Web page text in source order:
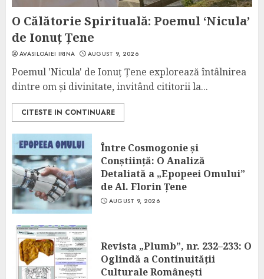
O Călătorie Spirituală: Poemul ‘Nicula’
de Ionuț Țene
AVASILOAIEI IRINA AUGUST 9, 2026
Poemul 'Nicula' de Ionuț Țene explorează întâlnirea
dintre om și divinitate, invitând cititorii la...
CITESTE IN CONTINUARE
Între Cosmogonie și
Conștiință: O Analiză
Detaliată a „Epopeei Omului”
de Al. Florin Țene
AUGUST 9, 2026
Revista „Plumb”, nr. 232–233: O
Oglindă a Continuității
Culturale Românești